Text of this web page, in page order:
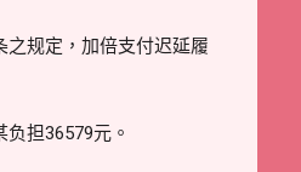
规定，加倍支付迟延履
担36579元。